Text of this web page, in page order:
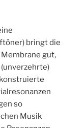
bringt die
gut,
so
Musik